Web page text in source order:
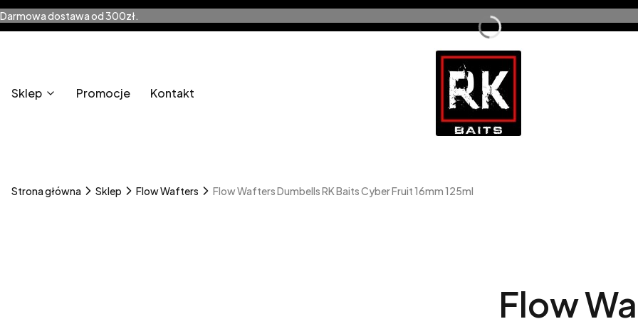
Darmowa dostawa od 300zł.
Sklep Promocje Kontakt
Strona główna Sklep Flow Wafters Flow Wafters Dumbells RK Baits Cyber Fruit 16mm 125ml
Flow